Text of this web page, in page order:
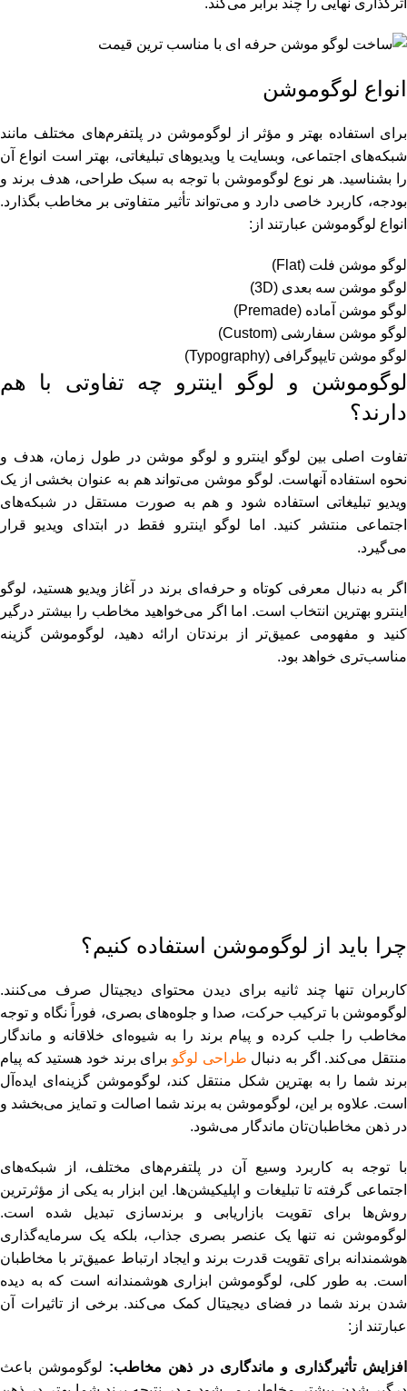
اثرگذاری نهایی را چند برابر می‌کند.
انواع لوگوموشن
برای استفاده بهتر و مؤثر از لوگوموشن در پلتفرم‌های مختلف مانند
شبکه‌های اجتماعی، وبسایت یا ویدیوهای تبلیغاتی، بهتر است انواع آن
را بشناسید. هر نوع لوگوموشن با توجه به سبک طراحی، هدف برند و
بودجه، کاربرد خاصی دارد و می‌تواند تأثیر متفاوتی بر مخاطب بگذارد.
انواع لوگوموشن عبارتند از:
لوگو موشن فلت (Flat)
لوگو موشن سه ‌بعدی (3D)
لوگو موشن آماده (Premade)
لوگو موشن سفارشی (Custom)
لوگو موشن تایپوگرافی (Typography)
لوگوموشن و لوگو اینترو چه تفاوتی با هم
دارند؟
تفاوت اصلی بین لوگو اینترو و لوگو موشن در طول زمان، هدف و
نحوه استفاده آنهاست. لوگو موشن می‌تواند هم به ‌عنوان بخشی از یک
ویدیو تبلیغاتی استفاده شود و هم به‌ صورت مستقل در شبکه‌های
اجتماعی منتشر کنید. اما لوگو اینترو فقط در ابتدای ویدیو قرار
می‌گیرد.
اگر به‌ دنبال معرفی کوتاه و حرفه‌ای برند در آغاز ویدیو هستید، لوگو
اینترو بهترین انتخاب است. اما اگر می‌خواهید مخاطب را بیشتر درگیر
کنید و مفهومی عمیق‌تر از برندتان ارائه دهید، لوگوموشن گزینه
مناسب‌تری خواهد بود.
چرا باید از لوگوموشن استفاده کنیم؟
کاربران تنها چند ثانیه برای دیدن محتوای دیجیتال صرف می‌کنند.
لوگوموشن با ترکیب حرکت، صدا و جلوه‌های بصری، فوراً نگاه و توجه
مخاطب را جلب کرده و پیام برند را به شیوه‌ای خلاقانه و ماندگار
منتقل می‌کند. اگر به ‌دنبال طراحی لوگو برای برند خود هستید که پیام
برند شما را به ‌بهترین شکل منتقل کند، لوگوموشن گزینه‌ای ایده‌آل
است. علاوه بر این، لوگوموشن به برند شما اصالت و تمایز می‌بخشد و
در ذهن مخاطبان‌تان ماندگار می‌شود.
با توجه به کاربرد وسیع آن در پلتفرم‌های مختلف، از شبکه‌های
اجتماعی گرفته تا تبلیغات و اپلیکیشن‌ها. این ابزار به یکی از مؤثرترین
روش‌ها برای تقویت بازاریابی و برندسازی تبدیل شده است.
لوگوموشن نه تنها یک عنصر بصری جذاب، بلکه یک سرمایه‌گذاری
هوشمندانه برای تقویت قدرت برند و ایجاد ارتباط عمیق‌تر با مخاطبان
است. به طور کلی، لوگوموشن ابزاری هوشمندانه است که به دیده
شدن برند شما در فضای دیجیتال کمک می‌کند. برخی از تاثیرات آن
عبارتند از:
افزایش تأثیرگذاری و ماندگاری در ذهن مخاطب: لوگوموشن باعث